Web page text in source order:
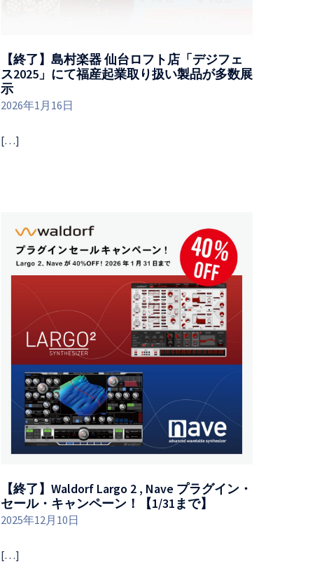
【終了】島村楽器 仙台ロフト店「デジフェ
ス2025」にて福産起業取り扱い製品が多数展
示
2026年1月16日
[…]
【終了】Waldorf Largo 2 , Nave プラグイン・
セール・キャンペーン！【1/31まで】
2025年12月10日
[…]